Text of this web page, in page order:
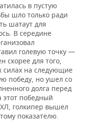
в пустую
шло только ради
шатаут для
В середине
голевую точку —
скорее для того,
силах на следующие
победу, но ушел со
долга перед
этот победный
голкипер вышел
показателю.